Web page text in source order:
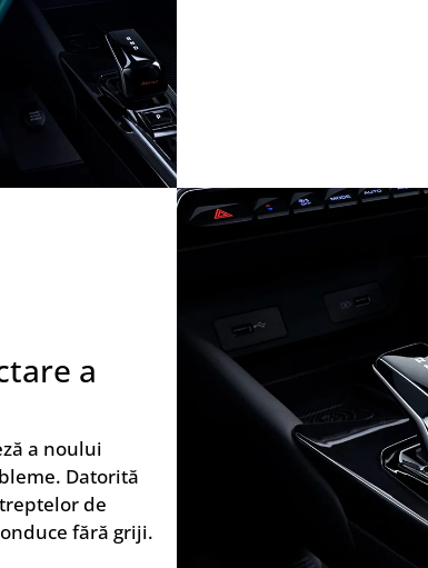
a
a noului
Datorită
de
fără griji.